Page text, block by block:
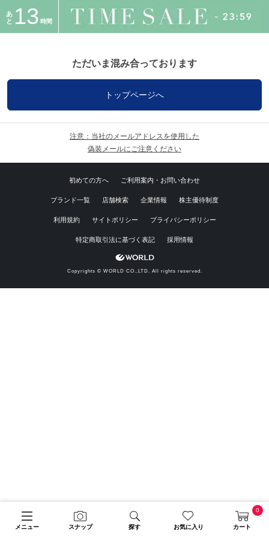
あ
と 13 時間
メニュー スナップ 探す お気に入り カート
0
ただいま混み合っております
トップページへ
注意：当社のメールアドレスを使用した
偽装メールにご注意ください
初めての方へ ご利用案内・お問い合わせ
ブランド一覧 店舗検索 企業情報 株主優待制度
利用規約 サイトポリシー プライバシーポリシー
特定商取引法に基づく表記 採用情報
Copyrights © WORLD CO.,LTD. All rights reserved.